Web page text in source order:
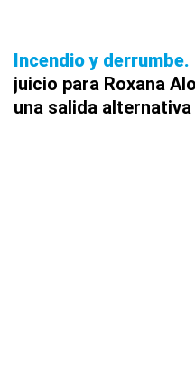
Incendio y derrumbe
juicio para Roxana
una salida alternativa